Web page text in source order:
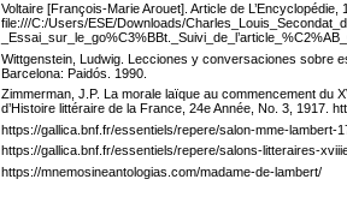
Voltaire [François-Marie Arouet]. Article de L’Encyclopédie,
file:///C:/Users/ESE/Downloads/
Wittgenstein, Ludwig. Lecciones y conversaciones sobre
Barcelona: Paidós. 1990.
Zimmerman, J.P. La morale laïque au commencement du
d’Histoire littéraire de la France, 24e Année, No. 3, 1917.
https://gallica.bnf.fr/essentiels/repere/salon-mme-lambert-
https://gallica.bnf.fr/essentiels/repere/salons-litteraires-
https://mnemosineantologias.com/madame-de-lambert/